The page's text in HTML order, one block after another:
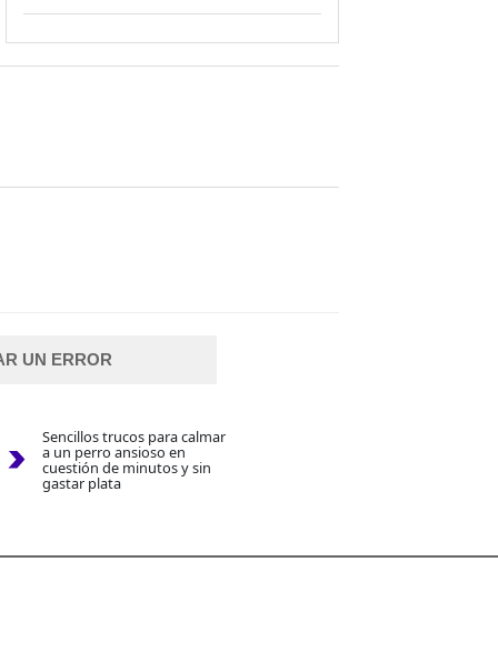
UN ERROR
Sencillos trucos para calmar
a un perro ansioso en
cuestión de minutos y sin
gastar plata